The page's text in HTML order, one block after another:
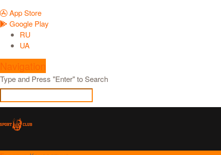
App Store
Google Play
RU
UA
Navigation
Type and Press "Enter" to Search